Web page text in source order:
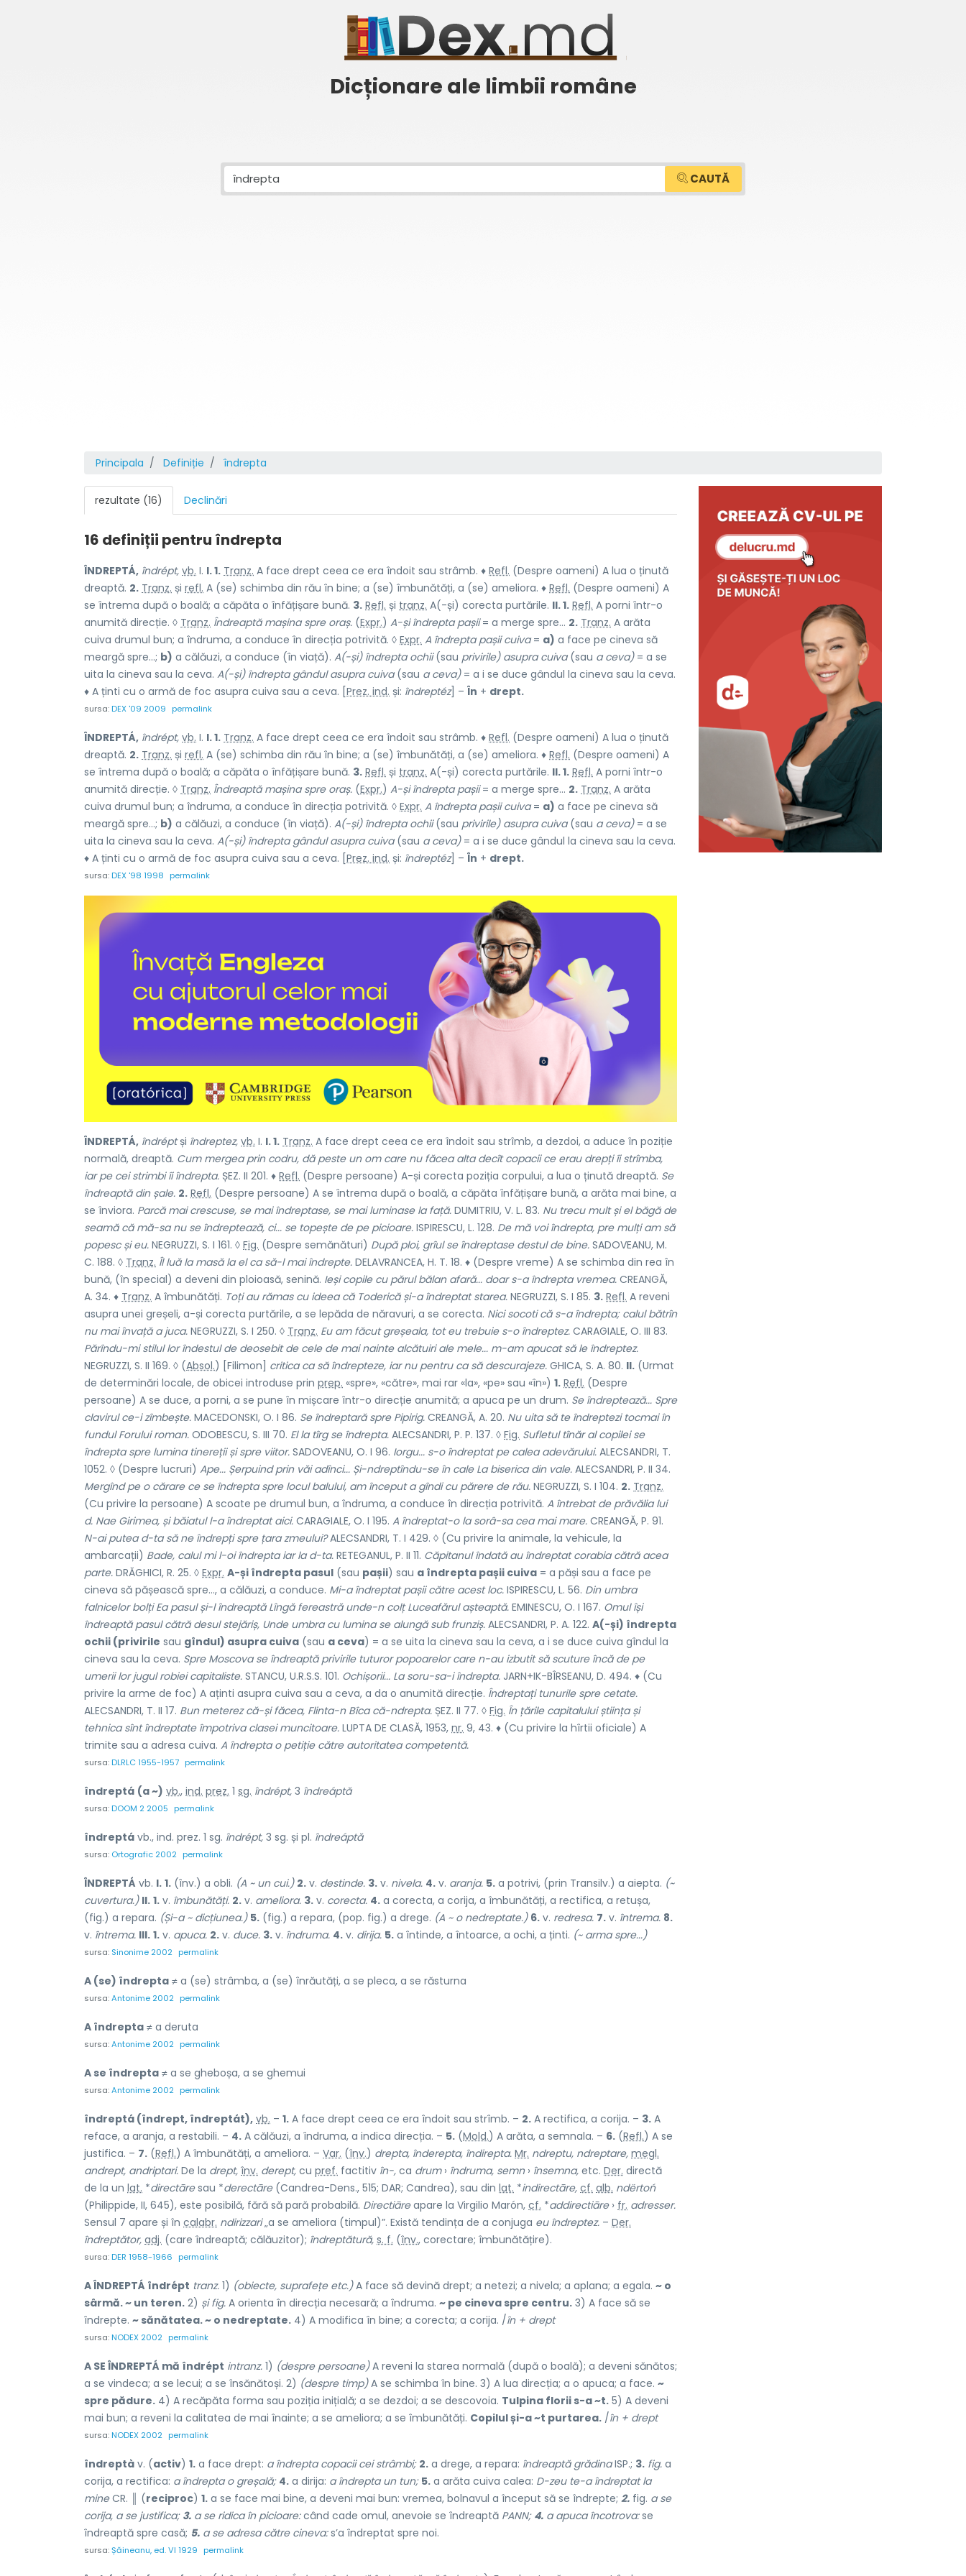
Dicționare ale limbii române
CAUTĂ
Principala Definiție îndrepta
rezultate (16) Declinări
16 definiții pentru îndrepta
ÎNDREPTÁ, îndrépt, vb. I. I. 1. Tranz. A face drept ceea ce era îndoit sau strâmb. ♦ Refl. (Despre oameni) A lua o ținută
dreaptă. 2. Tranz. și refl. A (se) schimba din rău în bine; a (se) îmbunătăți, a (se) ameliora. ♦ Refl. (Despre oameni) A
se întrema după o boală; a căpăta o înfățișare bună. 3. Refl. și tranz. A(-și) corecta purtările. II. 1. Refl. A porni într-o
anumită direcție. ◊ Tranz. Îndreaptă mașina spre oraș. (Expr.) A-și îndrepta pașii= a merge spre... 2. Tranz. A arăta
cuiva drumul bun; a îndruma, a conduce în direcția potrivită. ◊ Expr. A îndrepta pașii cuiva= a) a face pe cineva să
meargă spre...; b) a călăuzi, a conduce (în viață). A(-și) îndrepta ochii(sau privirile) asupra cuiva(sau a ceva)= a se
uita la cineva sau la ceva. A(-și) îndrepta gândul asupra cuiva(sau a ceva)= a i se duce gândul la cineva sau la ceva.
♦ A ținti cu o armă de foc asupra cuiva sau a ceva. [ Prez. ind. și: îndreptéz] – În + drept.
sursa:DEX '09 2009 permalink
ÎNDREPTÁ, îndrépt, vb. I. I. 1. Tranz. A face drept ceea ce era îndoit sau strâmb. ♦ Refl. (Despre oameni) A lua o ținută
dreaptă. 2. Tranz. și refl. A (se) schimba din rău în bine; a (se) îmbunătăți, a (se) ameliora. ♦ Refl. (Despre oameni) A
se întrema după o boală; a căpăta o înfățișare bună. 3. Refl. și tranz. A(-și) corecta purtările. II. 1. Refl. A porni într-o
anumită direcție. ◊ Tranz. Îndreaptă mașina spre oraș. (Expr.) A-și îndrepta pașii= a merge spre... 2. Tranz. A arăta
cuiva drumul bun; a îndruma, a conduce în direcția potrivită. ◊ Expr. A îndrepta pașii cuiva= a) a face pe cineva să
meargă spre...; b) a călăuzi, a conduce (în viață). A(-și) îndrepta ochii(sau privirile) asupra cuiva(sau a ceva)= a se
uita la cineva sau la ceva. A(-și) îndrepta gândul asupra cuiva(sau a ceva)= a i se duce gândul la cineva sau la ceva.
♦ A ținti cu o armă de foc asupra cuiva sau a ceva. [ Prez. ind. și: îndreptéz] – În + drept.
sursa:DEX '98 1998 permalink
ÎNDREPTÁ, îndréptși îndreptez, vb. I. I. 1. Tranz. A face drept ceea ce era îndoit sau strîmb, a dezdoi, a aduce în poziție
normală, dreaptă. Cum mergea prin codru, dă peste un om care nu făcea alta decît copacii ce erau drepți îi strîmba,
iar pe cei strimbi îi îndrepta. ȘEZ. II 201. ♦ Refl. (Despre persoane) A-și corecta poziția corpului, a lua o ținută dreaptă. Se
îndreaptă din șale. 2. Refl. (Despre persoane) A se întrema după o boală, a căpăta înfățișare bună, a arăta mai bine, a
se înviora. Parcă mai crescuse, se mai îndreptase, se mai luminase la față. DUMITRIU, V. L. 83. Nu trecu mult și el băgă de
seamă că mă-sa nu se îndreptează, ci... se topește de pe picioare. ISPIRESCU, L. 128. De mă voi îndrepta, pre mulți am să
popesc și eu. NEGRUZZI, S. I 161. ◊ Fig. (Despre semănături) După ploi, grîul se îndreptase destul de bine. SADOVEANU, M.
C. 188. ◊ Tranz. Îl luă la masă la el ca să-l mai îndrepte. DELAVRANCEA, H. T. 18. ♦ (Despre vreme) A se schimba din rea în
bună, (în special) a deveni din ploioasă, senină. Ieși copile cu părul bălan afară... doar s-a îndrepta vremea. CREANGĂ,
A. 34. ♦ Tranz. A îmbunătăți. Toți au rămas cu ideea că Toderică și-a îndreptat starea. NEGRUZZI, S. I 85. 3. Refl. A reveni
asupra unei greșeli, a-și corecta purtările, a se lepăda de năravuri, a se corecta. Nici socoti că s-a îndrepta; calul bătrîn
nu mai învață a juca. NEGRUZZI, S. I 250. ◊ Tranz. Eu am făcut greșeala, tot eu trebuie s-o îndreptez. CARAGIALE, O. III 83.
Părîndu-mi stilul lor îndestul de deosebit de cele de mai nainte alcătuiri ale mele... m-am apucat să le îndreptez.
NEGRUZZI, S. II 169. ◊ (Absol.) [Filimon] critica ca să îndrepteze, iar nu pentru ca să descurajeze. GHICA, S. A. 80. II. (Urmat
de determinări locale, de obicei introduse prin prep. «spre», «către», mai rar «la», «pe» sau «în») 1. Refl. (Despre
persoane) A se duce, a porni, a se pune în mișcare într-o direcție anumită; a apuca pe un drum. Se îndreptează... Spre
clavirul ce-i zîmbește. MACEDONSKI, O. I 86. Se îndreptară spre Pipirig. CREANGĂ, A. 20. Nu uita să te îndreptezi tocmai în
fundul Forului roman. ODOBESCU, S. III 70. El la tîrg se îndrepta. ALECSANDRI, P. P. 137. ◊ Fig. Sufletul tînăr al copilei se
îndrepta spre lumina tinereții și spre viitor. SADOVEANU, O. I 96. Iorgu... s-o îndreptat pe calea adevărului. ALECSANDRI, T.
1052. ◊ (Despre lucruri) Ape... Șerpuind prin văi adînci... Și-ndreptîndu-se în cale La biserica din vale. ALECSANDRI, P. II 34.
Mergînd pe o cărare ce se îndrepta spre locul balului, am început a gîndi cu părere de rău. NEGRUZZI, S. I 104. 2. Tranz.
(Cu privire la persoane) A scoate pe drumul bun, a îndruma, a conduce în direcția potrivită. A întrebat de prăvălia lui
d. Nae Girimea, și băiatul l-a îndreptat aici. CARAGIALE, O. I 195. A îndreptat-o la sorâ-sa cea mai mare. CREANGĂ, P. 91.
N-ai putea d-ta să ne îndrepți spre țara zmeului?ALECSANDRI, T. I 429. ◊ (Cu privire la animale, la vehicule, la
ambarcații) Bade, calul mi l-oi îndrepta iar la d-ta. RETEGANUL, P. II 11. Căpitanul îndată au îndreptat corabia cătră acea
parte. DRĂGHICI, R. 25. ◊ Expr. A-și îndrepta pasul (sau pașii) sau a îndrepta pașii cuiva = a păși sau a face pe
cineva să pășească spre..., a călăuzi, a conduce. Mi-a îndreptat pașii către acest loc. ISPIRESCU, L. 56. Din umbra
falnicelor bolți Ea pasul și-l îndreaptă Lîngă fereastră unde-n colț Luceafărul așteaptă. EMINESCU, O. I 167. Omul își
îndreaptă pasul cătră desul stejăriș, Unde umbra cu lumina se alungă sub frunziș. ALECSANDRI, P. A. 122. A(-și) îndrepta
ochii (privirile sau gîndul) asupra cuiva (sau a ceva) = a se uita la cineva sau la ceva, a i se duce cuiva gîndul la
cineva sau la ceva. Spre Moscova se îndreaptă privirile tuturor popoarelor care n-au izbutit să scuture încă de pe
umerii lor jugul robiei capitaliste. STANCU, U.R.S.S. 101. Ochișorii... La soru-sa-i îndrepta. JARN+IK-BÎRSEANU, D. 494. ♦ (Cu
privire la arme de foc) A aținti asupra cuiva sau a ceva, a da o anumită direcție. Îndreptați tunurile spre cetate.
ALECSANDRI, T. II 17. Bun meterez că-și făcea, Flinta-n Bîca că-ndrepta. ȘEZ. II 77. ◊ Fig. În țările capitalului știința și
tehnica sînt îndreptate împotriva clasei muncitoare. LUPTA DE CLASĂ, 1953, nr. 9, 43. ♦ (Cu privire la hîrtii oficiale) A
trimite sau a adresa cuiva. A îndrepta o petiție către autoritatea competentă.
sursa:DLRLC 1955-1957 permalink
îndreptá (a ~) vb., ind. prez. 1 sg. îndrépt, 3 îndreáptă
sursa:DOOM 2 2005 permalink
îndreptá vb., ind. prez. 1 sg. îndrépt, 3 sg. și pl. îndreáptă
sursa: Ortografic 2002 permalink
ÎNDREPTÁ vb. I. 1. (înv.) a obli. (A ~ un cui.) 2. v. destinde. 3. v. nivela. 4. v. aranja. 5. a potrivi, (prin Transilv.) a aiepta. (~
cuvertura.) II. 1. v. îmbunătăți. 2. v. ameliora. 3. v. corecta. 4. a corecta, a corija, a îmbunătăți, a rectifica, a retușa,
(fig.) a repara. (Și-a ~ dicțiunea.) 5. (fig.) a repara, (pop. fig.) a drege. (A ~ o nedreptate.) 6. v. redresa. 7. v. întrema. 8.
v. întrema. III. 1. v. apuca. 2. v. duce. 3. v. îndruma. 4. v. dirija. 5. a întinde, a întoarce, a ochi, a ținti. (~ arma spre...)
sursa: Sinonime 2002 permalink
A (se) îndrepta ≠ a (se) strâmba, a (se) înrăutăți, a se pleca, a se răsturna
sursa:Antonime 2002 permalink
A îndrepta ≠ a deruta
sursa:Antonime 2002 permalink
A se îndrepta ≠ a se gheboșa, a se ghemui
sursa:Antonime 2002 permalink
îndreptá (îndrept, îndreptát), vb. – 1. A face drept ceea ce era îndoit sau strîmb. – 2. A rectifica, a corija. – 3. A
reface, a aranja, a restabili. – 4. A călăuzi, a îndruma, a indica direcția. – 5. (Mold.) A arăta, a semnala. – 6. (Refl.) A se
justifica. – 7. (Refl.) A îmbunătăți, a ameliora. – Var. (înv.) drepta, înderepta, îndirepta. Mr. ndreptu, ndreptare, megl.
andrept, andriptari. De la drept, înv. derept, cu pref. factitiv în-, ca drum› îndruma, semn› însemna, etc. Der. directă
de la un lat. *directāresau *derectāre(Candrea-Dens., 515; DAR; Candrea), sau din lat. *indirectāre, cf. alb. ndërtoń
(Philippide, II, 645), este posibilă, fără să pară probabilă. Directiāreapare la Virgilio Marón, cf. *addirectiāre› fr. adresser.
Sensul 7 apare și în calabr. ndirizzari„a se ameliora (timpul)”. Există tendința de a conjuga eu îndreptez. – Der.
îndreptător, adj. (care îndreaptă; călăuzitor); îndreptătură, s. f. (înv., corectare; îmbunătățire).
sursa:DER 1958-1966 permalink
A ÎNDREPTÁ îndrépt tranz. 1) (obiecte, suprafețe etc.)A face să devină drept; a netezi; a nivela; a aplana; a egala. ~ o
sârmă. ~ un teren. 2) și fig. A orienta în direcția necesară; a îndruma. ~ pe cineva spre centru. 3) A face să se
îndrepte. ~ sănătatea. ~ o nedreptate. 4) A modifica în bine; a corecta; a corija. /în + drept
sursa:NODEX 2002 permalink
A SE ÎNDREPTÁ mă îndrépt intranz. 1) (despre persoane)A reveni la starea normală (după o boală); a deveni sănătos;
a se vindeca; a se lecui; a se însănătoși. 2) (despre timp)A se schimba în bine. 3) A lua direcția; a o apuca; a face. ~
spre pădure. 4) A recăpăta forma sau poziția inițială; a se dezdoi; a se descovoia. Tulpina florii s-a ~t. 5) A deveni
mai bun; a reveni la calitatea de mai înainte; a se ameliora; a se îmbunătăți. Copilul și-a ~t purtarea. /în + drept
sursa:NODEX 2002 permalink
îndreptà v. (activ) 1. a face drept: a îndrepta copacii cei strâmbi; 2. a drege, a repara: îndreaptă grădinaISP.; 3. fig. a
corija, a rectifica: a îndrepta o greșală; 4. a dirija: a îndrepta un tun; 5. a arăta cuiva calea: D-zeu te-a îndreptat la
mineCR. ║ (reciproc) 1. a se face mai bine, a deveni mai bun: vremea, bolnavul a început să se îndrepte; 2. fig. a se
corija, a se justifica; 3. a se ridica în picioare:când cade omul, anevoie se îndreaptă PANN; 4. a apuca încotrova:se
îndreaptă spre casă; 5. a se adresa către cineva:s’a îndreptat spre noi.
sursa:Șăineanu, ed. VI 1929 permalink